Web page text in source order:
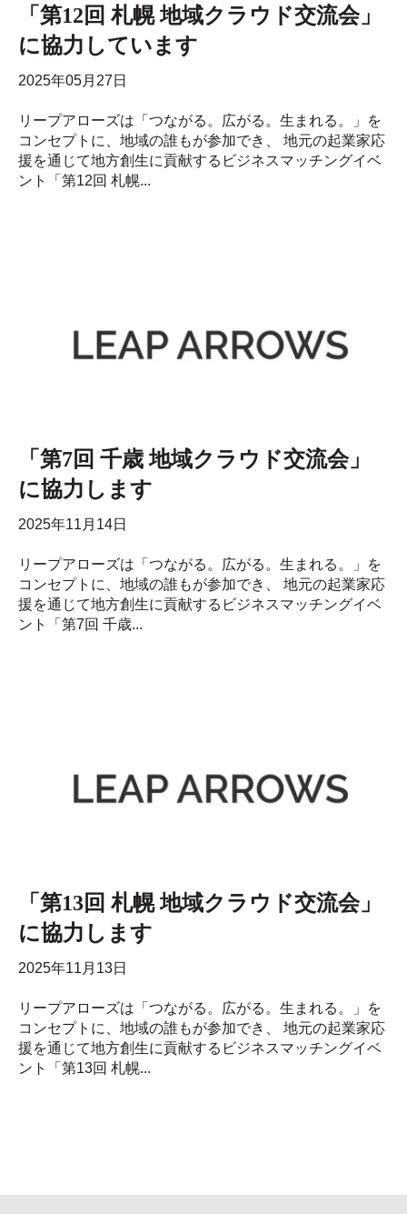
「第12回 札幌 地域クラウド交流会」
に協力しています
2025年05月27日
リープアローズは「つながる。広がる。生まれる。」を
コンセプトに、地域の誰もが参加でき、 地元の起業家応
援を通じて地方創生に貢献するビジネスマッチングイベ
ント「第12回 札幌...
「第7回 千歳 地域クラウド交流会」
に協力します
2025年11月14日
リープアローズは「つながる。広がる。生まれる。」を
コンセプトに、地域の誰もが参加でき、 地元の起業家応
援を通じて地方創生に貢献するビジネスマッチングイベ
ント「第7回 千歳...
「第13回 札幌 地域クラウド交流会」
に協力します
2025年11月13日
リープアローズは「つながる。広がる。生まれる。」を
コンセプトに、地域の誰もが参加でき、 地元の起業家応
援を通じて地方創生に貢献するビジネスマッチングイベ
ント「第13回 札幌...